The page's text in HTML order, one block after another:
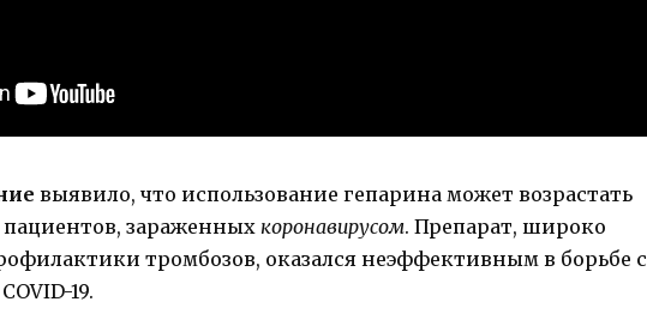
выявило, что использование гепарина может возрастать
зараженных коронавирусом. Препарат, широко
тромбозов, оказался неэффективным в борьбе с
19.